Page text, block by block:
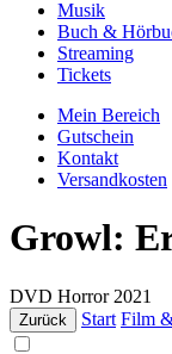
Musik
Buch &
Streaming
Tickets
Mein Bereich
Gutschein
Kontakt
Versandkosten
Growl:
DVD Horror 2021
Zurück Start Film